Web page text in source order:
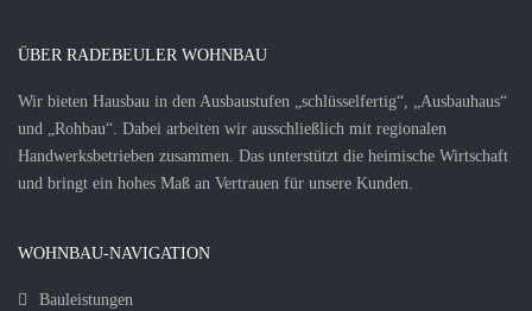
ÜBER RADEBEULER WOHNBAU
Wir bieten Hausbau in den Ausbaustufen „schlüsselfertig“, „Ausbauhaus“
und „Rohbau“. Dabei arbeiten wir ausschließlich mit regionalen
Handwerksbetrieben zusammen. Das unterstützt die heimische Wirtschaft
und bringt ein hohes Maß an Vertrauen für unsere Kunden.
WOHNBAU-NAVIGATION
Bauleistungen